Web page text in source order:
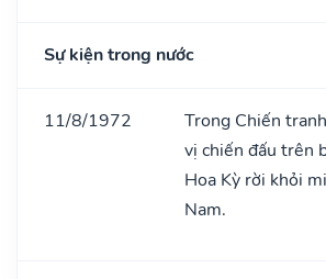
Sự kiện trong nước
11/8/1972
Trong Chiến
vị chiến đấu trên
Hoa Kỳ rời khỏi
Nam.